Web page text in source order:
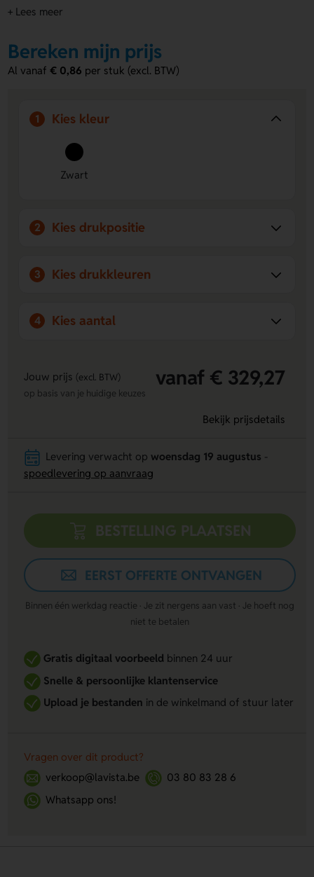
relatiegeschenken!
+ Lees meer
Bereken mijn prijs
Al vanaf€ 0,86 per stuk (excl. BTW)
1 Kies kleur
Zwart
2 Kies drukpositie
3 Kies drukkleuren
4 Kies aantal
Jouw prijs (excl. BTW) vanaf € 329,27
op basis van je huidige keuzes
Bekijk prijsdetails
Levering verwacht op woensdag 19 augustus
spoedlevering op aanvraag
BESTELLING PLAATSEN
EERST OFFERTE ONTVANGEN
Binnen één werkdag reactie · Je zit nergens aan vast · Je hoeft nog
niet te betalen
Gratis digitaal voorbeeldbinnen 24 uur
Snelle & persoonlijke klantenservice
Upload je bestanden in de winkelmand of stuur later
Vragen over dit product?
verkoop@lavista.be
03 80 83 28 6
Whatsapp ons!